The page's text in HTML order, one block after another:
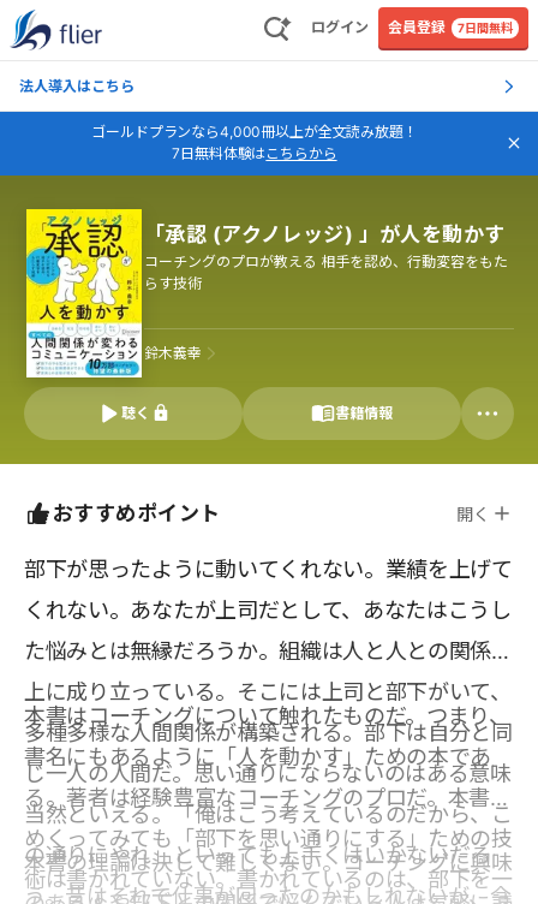
ログイン 会員登録 7日間無料
法人導入はこちら
ゴールドプランなら4,000冊以上が全文読み放題！
7日無料体験はこちらから
「承認 (アクノレッジ) 」が人を動かす
コーチングのプロが教える 相手を認め、行動変容をもた
らす技術
鈴木義幸
聴く 書籍情報
おすすめポイント 開く
部下が思ったように動いてくれない。業績を上げて
くれない。あなたが上司だとして、あなたはこうし
た悩みとは無縁だろうか。組織は人と人との関係の
上に成り立っている。そこには上司と部下がいて、
多種多様な人間関係が構築される。部下は自分と同
じ一人の人間だ。思い通りにならないのはある意味
当然といえる。「俺はこう考えているのだから、こ
の通りにやれ」といっても上手くはいかないだろ
う。昔はそれで仕事が回ったのかもしれないが、令
本書はコーチングについて触れたものだ。つまり、
書名にもあるように「人を動かす」ための本であ
る。著者は経験豊富なコーチングのプロだ。本書を
めくってみても「部下を思い通りにする」ための技
術は書かれていない。書かれているのは、部下を一
本書の理論は決して難しくない。コーチングに興味